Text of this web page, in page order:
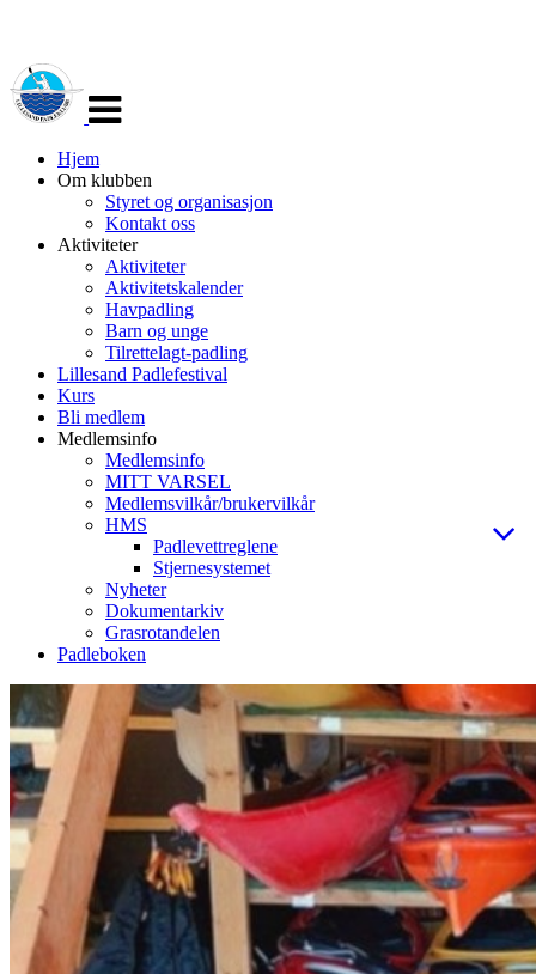
navigasjon
Hjem
Om klubben
Styret og organisasjon
Kontakt oss
Aktiviteter
Aktiviteter
Aktivitetskalender
Havpadling
Barn og unge
Tilrettelagt-padling
Lillesand Padlefestival
Kurs
Bli medlem
Medlemsinfo
Medlemsinfo
MITT VARSEL
Medlemsvilkår/brukervilkår
HMS
Padlevettreglene
Stjernesystemet
Nyheter
Dokumentarkiv
Grasrotandelen
Padleboken